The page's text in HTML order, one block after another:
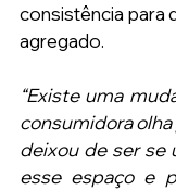
consistência para
agregado.
“Existe uma
consumidora
deixou de ser se
esse espaço e